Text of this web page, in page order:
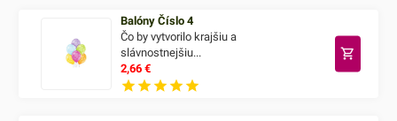
Balóny Číslo 4
Čo by vytvorilo krajšiu a
slávnostnejšiu...
2,66€